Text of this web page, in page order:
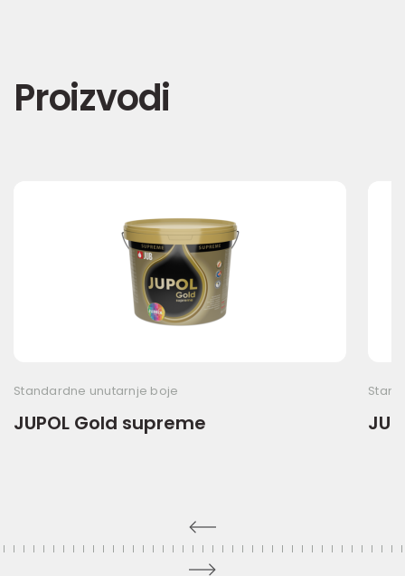
Proizvodi
Standardne unutarnje boje
JUPOL Gold supreme